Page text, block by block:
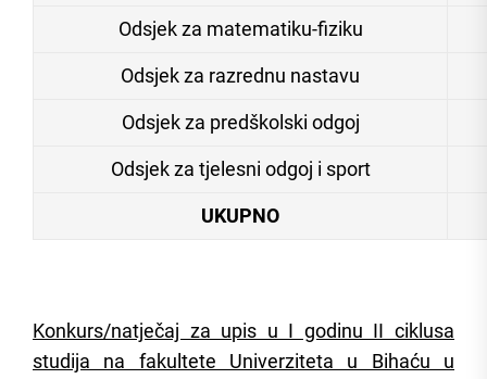
Odsjek za matematiku-fiziku
Odsjek za razrednu nastavu
Odsjek za predškolski odgoj
Odsjek za tjelesni odgoj i sport
UKUPNO
Konkurs/natječaj za upis u I godinu II ciklusa
studija na fakultete Univerziteta u Bihaću u